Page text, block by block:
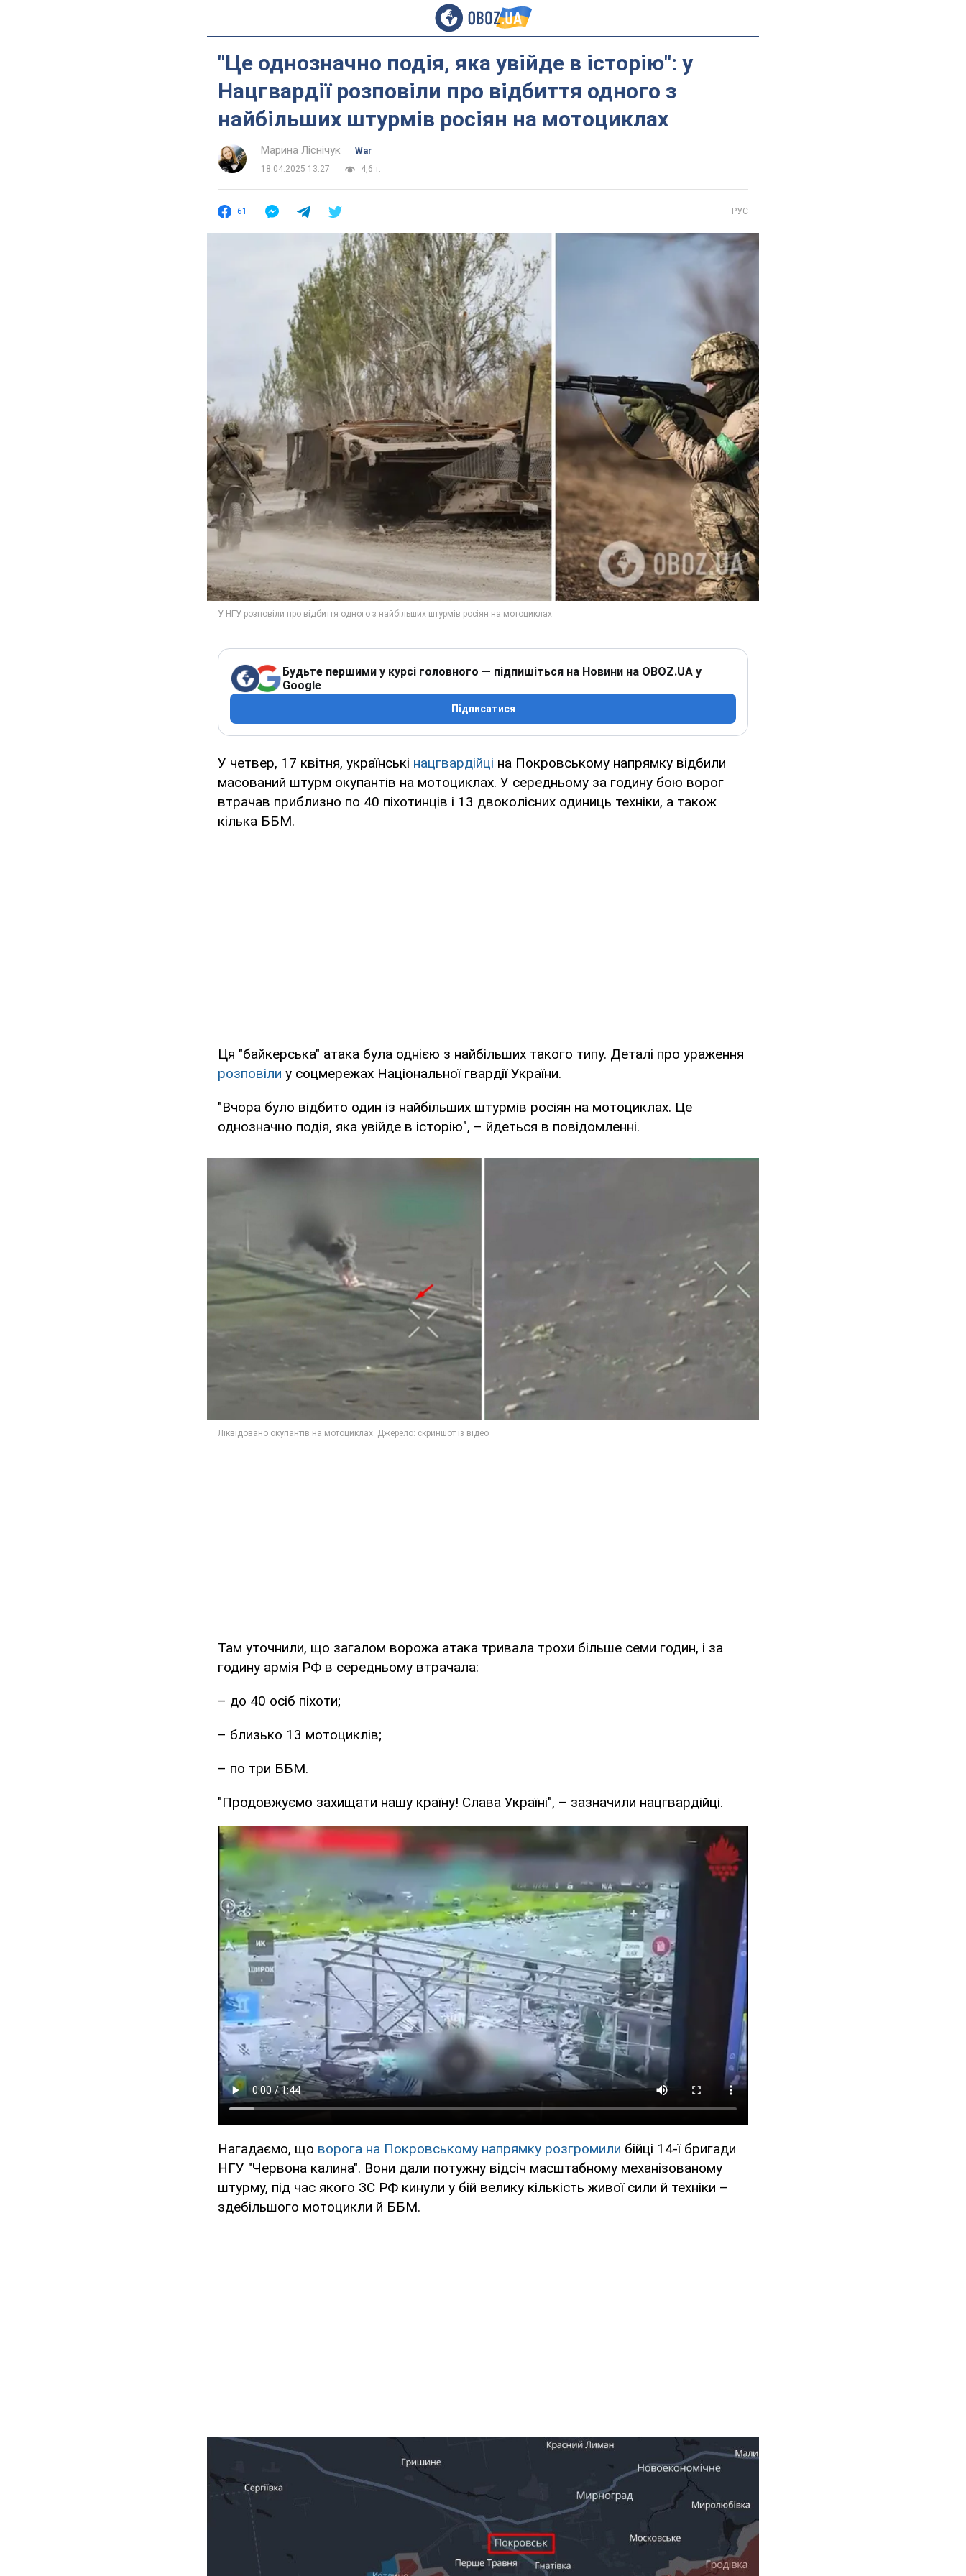
"Це однозначно подія, яка увійде в історію": у
Нацгвардії розповіли про відбиття одного з
найбільших штурмів росіян на мотоциклах
Марина Ліснічук
War
18.04.2025 13:27
4,6 т.
61 РУС
Будьте першими у курсі головного — підпишіться на Новини на OBOZ.UA у
Google
Підписатися
У четвер, 17 квітня, українські нацгвардійці на Покровському напрямку відбили
масований штурм окупантів на мотоциклах. У середньому за годину бою ворог
втрачав приблизно по 40 піхотинців і 13 двоколісних одиниць техніки, а також
кілька ББМ.
Ця "байкерська" атака була однією з найбільших такого типу. Деталі про ураження
розповіли у соцмережах Національної гвардії України.
"Вчора було відбито один із найбільших штурмів росіян на мотоциклах. Це
однозначно подія, яка увійде в історію", – йдеться в повідомленні.
Там уточнили, що загалом ворожа атака тривала трохи більше семи годин, і за
годину армія РФ в середньому втрачала:
– до 40 осіб піхоти;
– близько 13 мотоциклів;
– по три ББМ.
"Продовжуємо захищати нашу країну! Слава Україні", – зазначили нацгвардійці.
Нагадаємо, що ворога на Покровському напрямку розгромили бійці 14-ї бригади
НГУ "Червона калина". Вони дали потужну відсіч масштабному механізованому
штурму, під час якого ЗС РФ кинули у бій велику кількість живої сили й техніки –
здебільшого мотоцикли й ББМ.